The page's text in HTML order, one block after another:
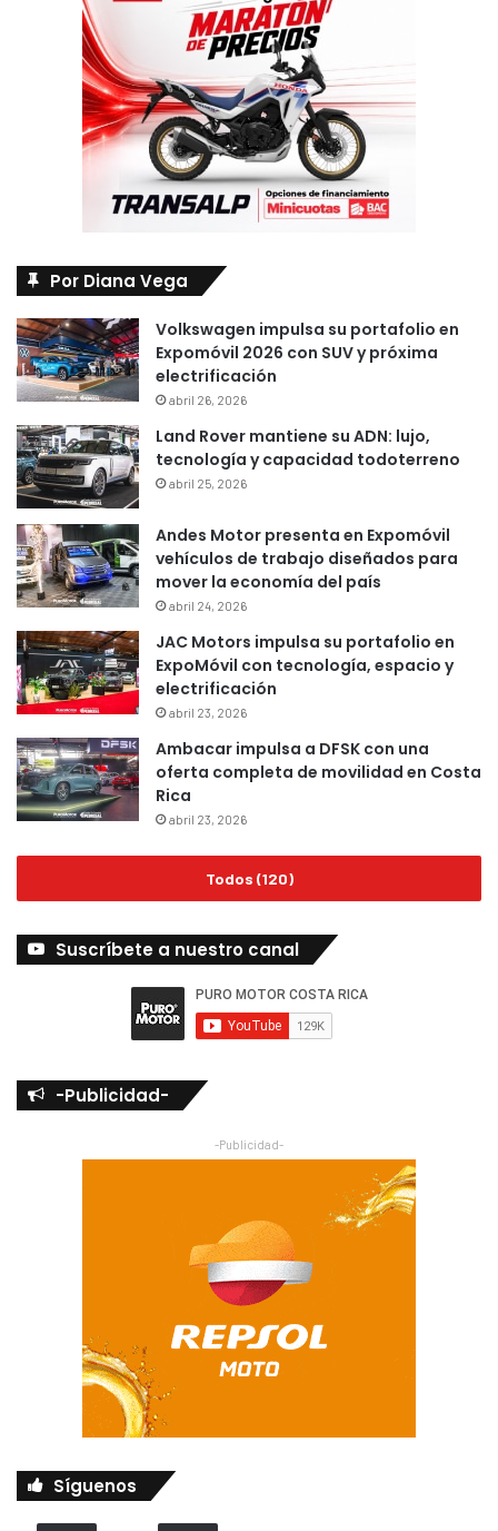
Por Diana Vega
Volkswagen impulsa su portafolio en
Expomóvil 2026 con SUV y próxima
electrificación
abril 26, 2026
Land Rover mantiene su ADN: lujo,
tecnología y capacidad todoterreno
abril 25, 2026
Andes Motor presenta en Expomóvil
vehículos de trabajo diseñados para
mover la economía del país
abril 24, 2026
JAC Motors impulsa su portafolio en
ExpoMóvil con tecnología, espacio y
electrificación
abril 23, 2026
Ambacar impulsa a DFSK con una
oferta completa de movilidad en Costa
Rica
abril 23, 2026
Todos (120)
Suscríbete a nuestro canal
-Publicidad-
-Publicidad-
Síguenos